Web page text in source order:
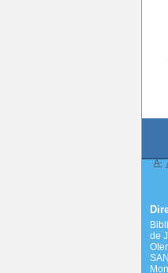
A-
de